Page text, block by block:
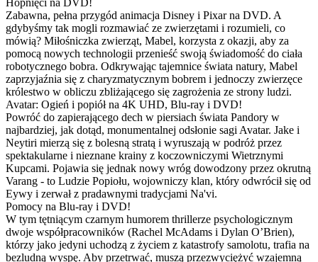
Hopnięci na DVD!
Zabawna, pełna przygód animacja Disney i Pixar na DVD. A
gdybyśmy tak mogli rozmawiać ze zwierzętami i rozumieli, co
mówią? Miłośniczka zwierząt, Mabel, korzysta z okazji, aby za
pomocą nowych technologii przenieść swoją świadomość do ciała
robotycznego bobra. Odkrywając tajemnice świata natury, Mabel
zaprzyjaźnia się z charyzmatycznym bobrem i jednoczy zwierzęce
królestwo w obliczu zbliżającego się zagrożenia ze strony ludzi.
Avatar: Ogień i popiół na 4K UHD, Blu-ray i DVD!
Powróć do zapierającego dech w piersiach świata Pandory w
najbardziej, jak dotąd, monumentalnej odsłonie sagi Avatar. Jake i
Neytiri mierzą się z bolesną stratą i wyruszają w podróż przez
spektakularne i nieznane krainy z koczowniczymi Wietrznymi
Kupcami. Pojawia się jednak nowy wróg dowodzony przez okrutną
Varang - to Ludzie Popiołu, wojowniczy klan, który odwrócił się od
Eywy i zerwał z pradawnymi tradycjami Na'vi.
Pomocy na Blu-ray i DVD!
W tym tętniącym czarnym humorem thrillerze psychologicznym
dwoje współpracowników (Rachel McAdams i Dylan O’Brien),
którzy jako jedyni uchodzą z życiem z katastrofy samolotu, trafia na
bezludną wyspę. Aby przetrwać, muszą przezwyciężyć wzajemną